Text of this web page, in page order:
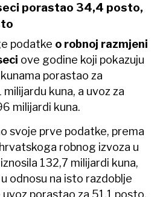
porastao 34,4 posto,
podatke o robnoj razmjeni
ove godine koji pokazuju
porastao za
kuna, a uvoz za
milijardi kuna.
svoje prve podatke, prema
robnog izvoza u
132,7 milijardi kuna,
odnosu na isto razdoblje